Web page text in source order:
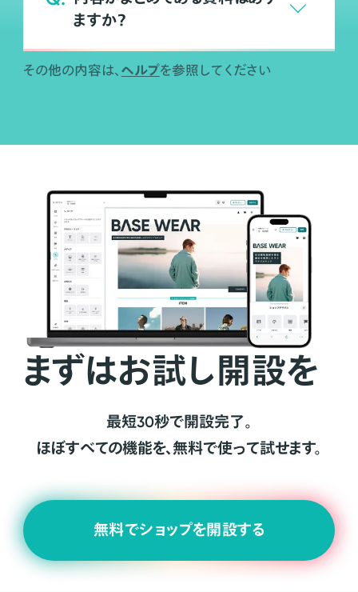
ますか？
その他の内容は、 ヘルプを参照してください
まずはお試し開設を
最短30秒で開設完了。
ほぼすべての機能を、無料で使って試せます。
無料でショップを開設する